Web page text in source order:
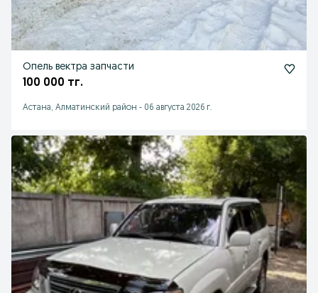
Опель вектра запчасти
100 000 тг.
Астана, Алматинский район - 06 августа 2026 г.